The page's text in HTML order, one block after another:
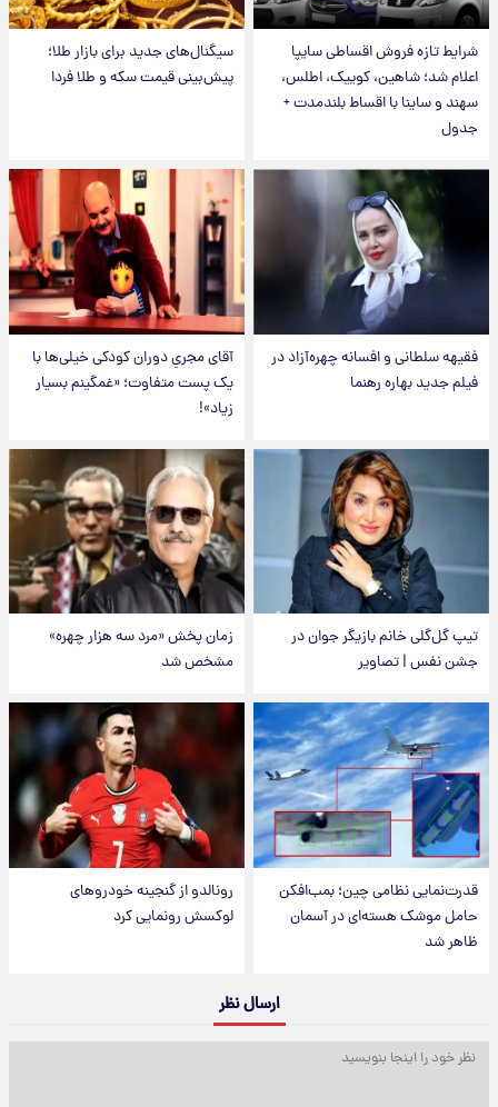
شرایط تازه فروش اقساطی سایپا
اعلام شد؛ شاهین، کوییک، اطلس،
سهند و ساینا با اقساط بلندمدت +
جدول
سیگنال‌های جدید برای بازار طلا؛
پیش‌بینی قیمت سکه و طلا فردا
فقیهه سلطانی و افسانه چهره‌آزاد در
فیلم جدید بهاره رهنما
آقای مجریِ دوران کودکی خیلی‌ها با
یک پست متفاوت؛ «غمگینم بسیار
زیاد»!
تیپ گل‌گلی خانم بازیگر جوان در
جشن نفس | تصاویر
زمان پخش «مرد سه هزار چهره»
مشخص شد
قدرت‌نمایی نظامی چین؛ بمب‌افکن
حامل موشک هسته‌ای در آسمان
ظاهر شد
رونالدو از گنجینه خودروهای
لوکسش رونمایی کرد
ارسال نظر